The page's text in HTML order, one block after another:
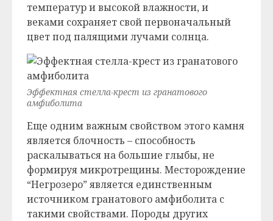
температур и высокой влажности, и
веками сохраняет свой первоначальный
цвет под палящими лучами солнца.
Эффектная стелла-крест из гранатового
амфиболита
Еще одним важным свойством этого камня
является блочность – способность
раскалываться на большие глыбы, не
формируя микротрещины. Месторождение
“Негрозеро” является единственным
источником гранатового амфиболита с
такими свойствами. Породы других